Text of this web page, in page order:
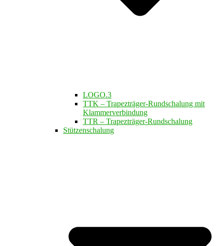
LOGO.3
TTK – Trapezträger-Rundschalung mit
Klammerverbindung
TTR – Trapezträger-Rundschalung
Stützenschalung